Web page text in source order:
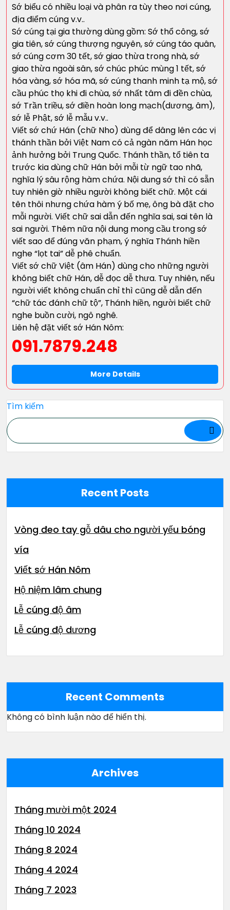
Sớ biểu có nhiều loại và phân ra tùy theo nơi cúng,
địa điểm cúng v.v..
Sớ cúng tại gia thường dùng gồm: Sớ thổ công, sớ
gia tiên, sớ cúng thượng nguyên, sớ cúng táo quân,
sớ cúng cơm 30 tết, sớ giao thừa trong nhà, sớ
giao thừa ngoài sân, sớ chúc phúc mùng 1 tết, sớ
hóa vàng, sớ hóa mã, sớ cúng thanh minh tạ mộ, sớ
cầu phúc thọ khi đi chùa, sớ nhất tâm đi đền chùa,
sớ Trần triều, sớ điền hoàn long mạch(dương, âm),
sớ lễ Phật, sớ lễ mẫu v.v..
Viết sớ chứ Hán (chữ Nho) dùng để dâng lên các vị
thánh thần bởi Việt Nam có cả ngàn năm Hán học
ảnh hưởng bởi Trung Quốc. Thánh thần, tổ tiên ta
trước kia dùng chữ Hán bởi mỗi từ ngữ tao nhã,
nghĩa lý sâu rộng hàm chứa. Nội dung sớ thì có sẵn
tuy nhiên giờ nhiều người không biết chữ. Một cái
tên thôi nhưng chứa hàm ý bố mẹ, ông bà đặt cho
mỗi người. Viết chữ sai dẫn đến nghĩa sai, sai tên là
sai người. Thêm nữa nội dung mong cầu trong sớ
viết sao để đúng văn phạm, ý nghĩa Thánh hiền
nghe “lọt tai” dễ phê chuẩn.
Viết sớ chữ Việt (âm Hán) dùng cho những người
không biết chữ Hán, dễ đọc dễ thưa. Tuy nhiên, nếu
người viết không chuẩn chỉ thì cũng dễ dẫn đến
“chữ tác đánh chữ tộ”, Thánh hiền, người biết chữ
nghe buồn cười, ngô nghê.
Liên hệ đặt viết sớ Hán Nôm:
091.7879.248
More Details
Tìm kiếm
Recent Posts
Vòng đeo tay gỗ dâu cho người yếu bóng
vía
Viết sớ Hán Nôm
Hộ niệm lâm chung
Lễ cúng độ âm
Lễ cúng độ dương
Recent Comments
Không có bình luận nào để hiển thị.
Archives
Tháng mười một 2024
Tháng 10 2024
Tháng 8 2024
Tháng 4 2024
Tháng 7 2023